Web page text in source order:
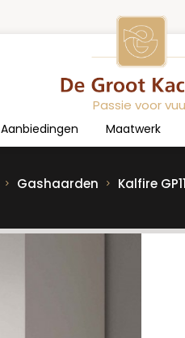
Passie voor
Aanbiedingen Maatwerk
Gashaarden Kalfire